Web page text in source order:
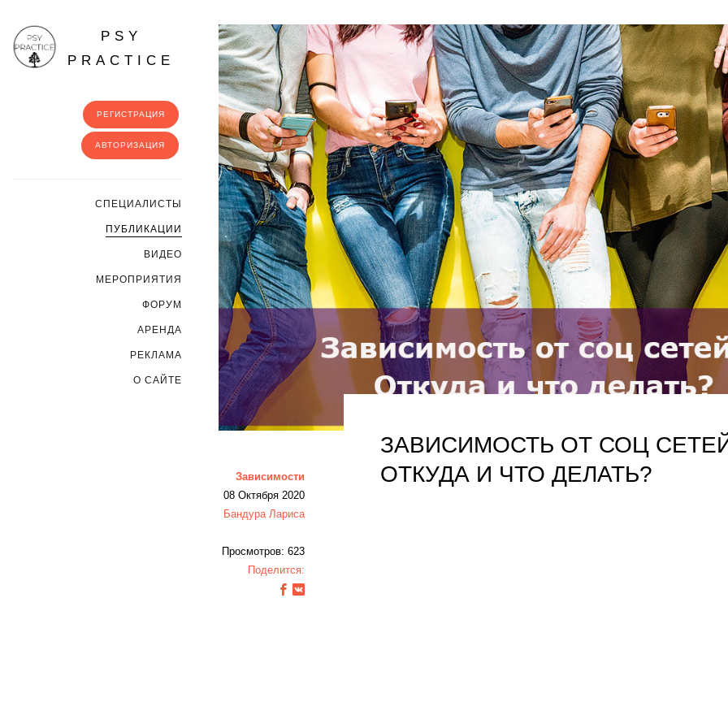
PSY
PRACTICE
РЕГИСТРАЦИЯ
АВТОРИЗАЦИЯ
CПЕЦИАЛИСТЫ
ПУБЛИКАЦИИ
ВИДЕО
МЕРОПРИЯТИЯ
ФОРУМ
АРЕНДА
РЕКЛАМА
О САЙТЕ
Зависимости
08 Октября 2020
Бандура Лариса
Просмотров: 623
Поделится:
ЗАВИСИМОСТЬ ОТ СОЦ
ОТКУДА И ЧТО ДЕЛАТЬ?